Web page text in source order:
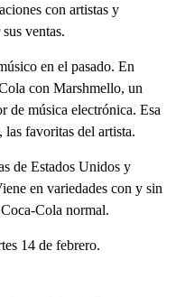
con artistas y
ventas.
en el pasado. En
con Marshmello, un
de música electrónica. Esa
las favoritas del artista.
de Estados Unidos y
en variedades con y sin
Cola normal.
14 de febrero.